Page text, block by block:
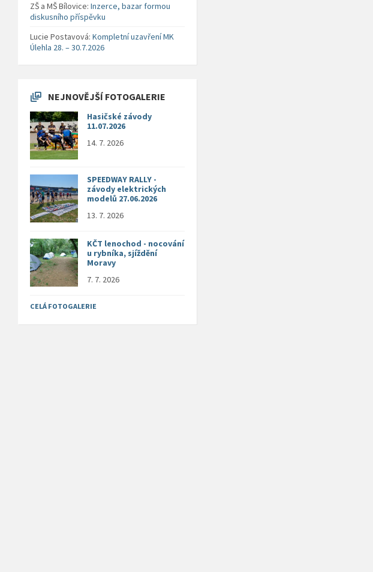
ZŠ a MŠ Bílovice: Inzerce, bazar formou
diskusního příspěvku
Lucie Postavová: Kompletní uzavření MK
Úlehla 28. – 30.7.2026
NEJNOVĚJŠÍ FOTOGALERIE
Hasičské závody
11.07.2026
14. 7. 2026
SPEEDWAY RALLY -
závody elektrických
modelů 27.06.2026
13. 7. 2026
KČT lenochod - nocování
u rybníka, sjíždění
Moravy
7. 7. 2026
CELÁ FOTOGALERIE